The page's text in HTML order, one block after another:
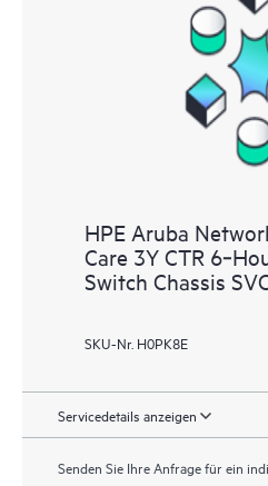
HPE Aruba
Care 3Y CTR
Switch Chassis
SKU-Nr. H0PK8E
Servicedetails anzeigen
Senden Sie Ihre Anfrage für ein